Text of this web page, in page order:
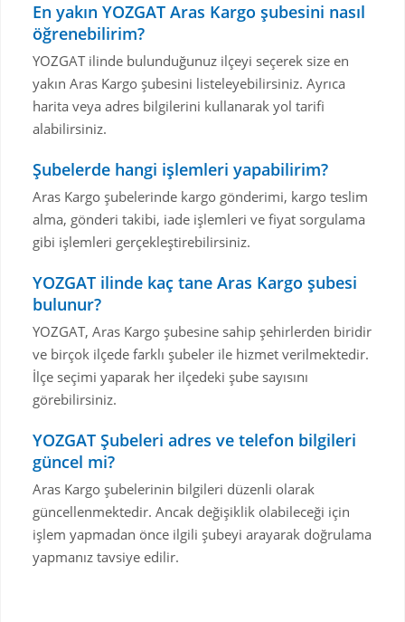
En yakın YOZGAT Aras Kargo şubesini nasıl
öğrenebilirim?
YOZGAT ilinde bulunduğunuz ilçeyi seçerek size en
yakın Aras Kargo şubesini listeleyebilirsiniz. Ayrıca
harita veya adres bilgilerini kullanarak yol tarifi
alabilirsiniz.
Şubelerde hangi işlemleri yapabilirim?
Aras Kargo şubelerinde kargo gönderimi, kargo teslim
alma, gönderi takibi, iade işlemleri ve fiyat sorgulama
gibi işlemleri gerçekleştirebilirsiniz.
YOZGAT ilinde kaç tane Aras Kargo şubesi
bulunur?
YOZGAT, Aras Kargo şubesine sahip şehirlerden biridir
ve birçok ilçede farklı şubeler ile hizmet verilmektedir.
İlçe seçimi yaparak her ilçedeki şube sayısını
görebilirsiniz.
YOZGAT Şubeleri adres ve telefon bilgileri
güncel mi?
Aras Kargo şubelerinin bilgileri düzenli olarak
güncellenmektedir. Ancak değişiklik olabileceği için
işlem yapmadan önce ilgili şubeyi arayarak doğrulama
yapmanız tavsiye edilir.